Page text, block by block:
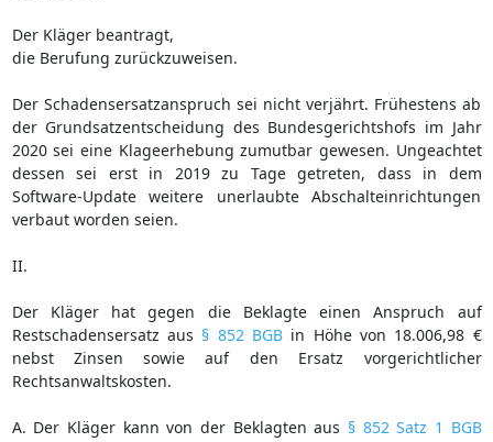
Der Kläger beantragt,
die Berufung zurückzuweisen.
Der Schadensersatzanspruch sei nicht verjährt. Frühestens ab
der Grundsatzentscheidung des Bundesgerichtshofs im Jahr
2020 sei eine Klageerhebung zumutbar gewesen. Ungeachtet
dessen sei erst in 2019 zu Tage getreten, dass in dem
Software-Update weitere unerlaubte Abschalteinrichtungen
verbaut worden seien.
II.
Der Kläger hat gegen die Beklagte einen Anspruch auf
Restschadensersatz aus § 852 BGBin Höhe von 18.006,98 €
nebst Zinsen sowie auf den Ersatz vorgerichtlicher
Rechtsanwaltskosten.
A. Der Kläger kann von der Beklagten aus § 852 Satz 1 BGB